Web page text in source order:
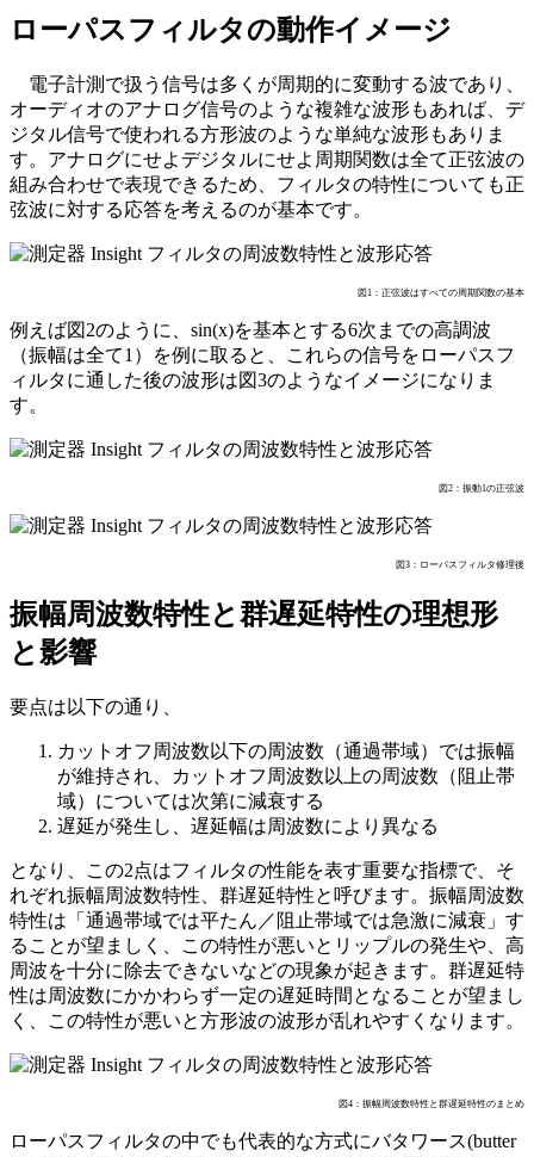
ローパスフィルタの動作イメージ
電子計測で扱う信号は多くが周期的に変動する波であり、
オーディオのアナログ信号のような複雑な波形もあれば、デ
ジタル信号で使われる方形波のような単純な波形もありま
す。アナログにせよデジタルにせよ周期関数は全て正弦波の
組み合わせで表現できるため、フィルタの特性についても正
弦波に対する応答を考えるのが基本です。
図1：正弦波はすべての周期関数の基本
例えば図2のように、sin(x)を基本とする6次までの高調波
（振幅は全て1）を例に取ると、これらの信号をローパスフ
ィルタに通した後の波形は図3のようなイメージになりま
す。
図2：振動1の正弦波
図3：ローパスフィルタ修理後
振幅周波数特性と群遅延特性の理想形
と影響
要点は以下の通り、
カットオフ周波数以下の周波数（通過帯域）では振幅
が維持され、カットオフ周波数以上の周波数（阻止帯
域）については次第に減衰する
遅延が発生し、遅延幅は周波数により異なる
となり、この2点はフィルタの性能を表す重要な指標で、そ
れぞれ振幅周波数特性、群遅延特性と呼びます。振幅周波数
特性は「通過帯域では平たん／阻止帯域では急激に減衰」す
ることが望ましく、この特性が悪いとリップルの発生や、高
周波を十分に除去できないなどの現象が起きます。群遅延特
性は周波数にかかわらず一定の遅延時間となることが望まし
く、この特性が悪いと方形波の波形が乱れやすくなります。
図4：振幅周波数特性と群遅延特性のまとめ
ローパスフィルタの中でも代表的な方式にバタワース(butter